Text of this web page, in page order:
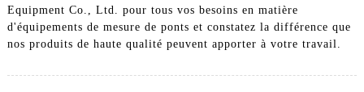
Equipment Co., Ltd. pour tous vos besoins en matière
d'équipements de mesure de ponts et constatez la différence que
nos produits de haute qualité peuvent apporter à votre travail.